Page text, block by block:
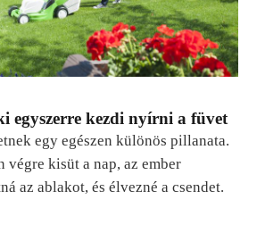
egyszerre kezdi nyírni a füvet
egy egészen különös pillanata.
végre kisüt a nap, az ember
az ablakot, és élvezné a csendet.